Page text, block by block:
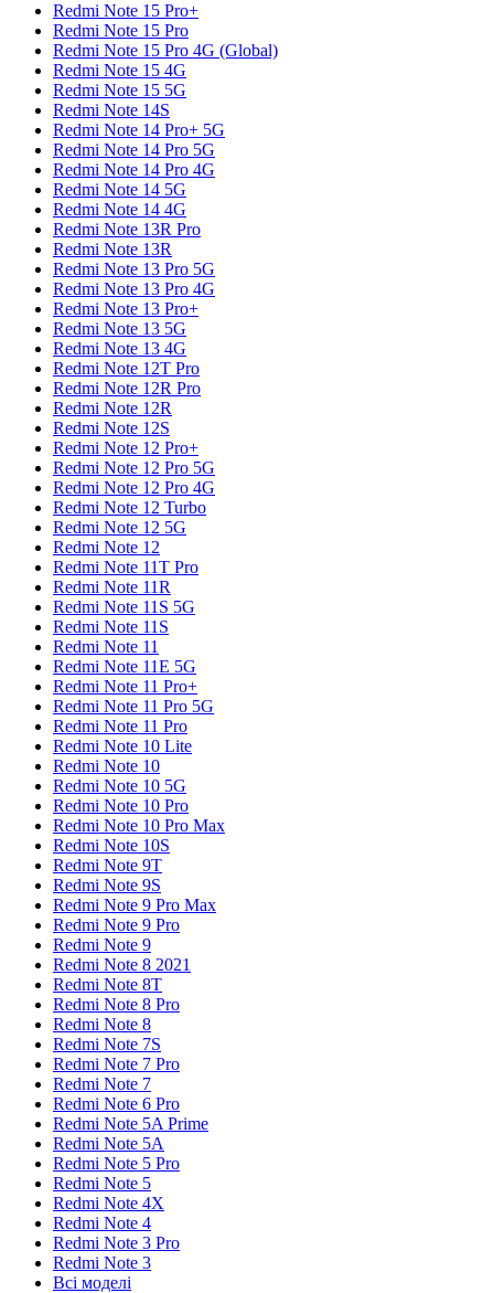
Redmi Note 15 Pro+
Redmi Note 15 Pro
Redmi Note 15 Pro 4G (Global)
Redmi Note 15 4G
Redmi Note 15 5G
Redmi Note 14S
Redmi Note 14 Pro+ 5G
Redmi Note 14 Pro 5G
Redmi Note 14 Pro 4G
Redmi Note 14 5G
Redmi Note 14 4G
Redmi Note 13R Pro
Redmi Note 13R
Redmi Note 13 Pro 5G
Redmi Note 13 Pro 4G
Redmi Note 13 Pro+
Redmi Note 13 5G
Redmi Note 13 4G
Redmi Note 12T Pro
Redmi Note 12R Pro
Redmi Note 12R
Redmi Note 12S
Redmi Note 12 Pro+
Redmi Note 12 Pro 5G
Redmi Note 12 Pro 4G
Redmi Note 12 Turbo
Redmi Note 12 5G
Redmi Note 12
Redmi Note 11T Pro
Redmi Note 11R
Redmi Note 11S 5G
Redmi Note 11S
Redmi Note 11
Redmi Note 11E 5G
Redmi Note 11 Pro+
Redmi Note 11 Pro 5G
Redmi Note 11 Pro
Redmi Note 10 Lite
Redmi Note 10
Redmi Note 10 5G
Redmi Note 10 Pro
Redmi Note 10 Pro Max
Redmi Note 10S
Redmi Note 9T
Redmi Note 9S
Redmi Note 9 Pro Max
Redmi Note 9 Pro
Redmi Note 9
Redmi Note 8 2021
Redmi Note 8T
Redmi Note 8 Pro
Redmi Note 8
Redmi Note 7S
Redmi Note 7 Pro
Redmi Note 7
Redmi Note 6 Pro
Redmi Note 5A Prime
Redmi Note 5A
Redmi Note 5 Pro
Redmi Note 5
Redmi Note 4X
Redmi Note 4
Redmi Note 3 Pro
Redmi Note 3
Всі моделі